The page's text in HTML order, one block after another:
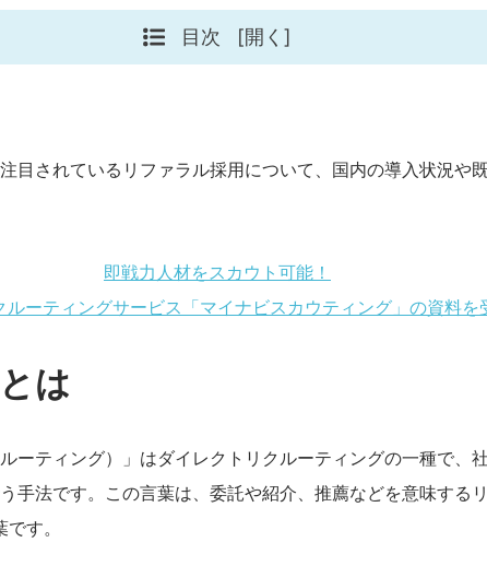
目次 [開く]
目されているリファラル採用について、国内の導入状況や
即戦力人材をスカウト可能！
ルーティングサービス「マイナビスカウティング」の資料を
は
ーティング）」はダイレクトリクルーティングの一種で、
手法です。この言葉は、委託や紹介、推薦などを意味する
す。